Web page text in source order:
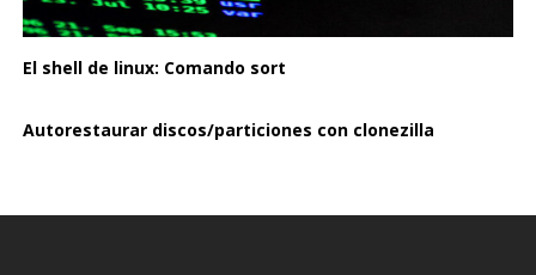
El shell de linux: Comando sort
Autorestaurar discos/particiones con clonezilla